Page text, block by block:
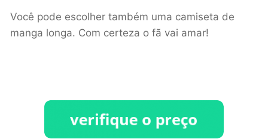
Você pode escolher também uma camiseta de
manga longa. Com certeza o fã vai amar!